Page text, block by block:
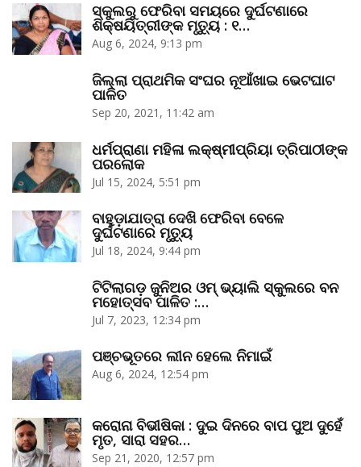
ସ୍କୁଲରୁ ଫେରିବା ସମୟରେ ଦୁର୍ଘଟଣାରେ
ଶିକ୍ଷୟିତ୍ରୀଙ୍କ ମୃତ୍ୟୁ : ୧…
Aug 6, 2024, 9:13 pm
ଜିଲ୍ଲା ପ୍ରାଥମିକ ସଂଘର ନୂଆଁଖାଇ ଭେଟଘାଟ
ପାଳିତ
Sep 20, 2021, 11:42 am
ଧର୍ମପ୍ରାଣା ମହିଳା ଲକ୍ଷ୍ମୀପ୍ରିୟା ତ୍ରିପାଠୀଙ୍କ
ପରଲୋକ
Jul 15, 2024, 5:51 pm
ବାହୁଡ଼ାଯାତ୍ରା ଦେଖି ଫେରିବା ବେଳେ
ଦୁର୍ଘଟଣାରେ ମୃତ୍ୟୁ
Jul 18, 2024, 9:44 pm
ଟିଟିଲାଗଡ଼ ଜୁନିଅର ଓମ୍‌ ଭ୍ୟାଲି ସ୍କୁଲରେ ବନ
ମହୋତ୍ସବ ପାଳିତ :…
Jul 7, 2023, 12:34 pm
ପଞ୍ଚଭୂତରେ ଲୀନ ହେଲେ ନିମାଇଁ
Aug 6, 2024, 12:54 pm
କରୋନା ବିଭୀଷିକା : ଦୁଇ ଦିନରେ ବାପ ପୁଅ ଦୁହେଁ
ମୃତ, ସାରା ସହର…
Sep 21, 2020, 12:57 pm